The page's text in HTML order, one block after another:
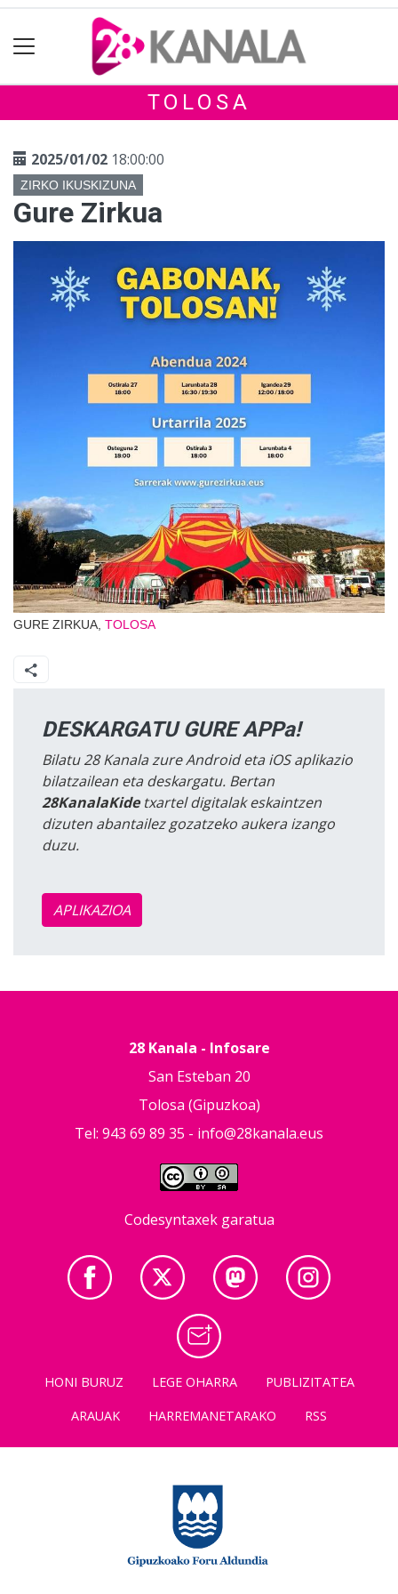
TOLOSA
2025/01/02 18:00:00
ZIRKO IKUSKIZUNA
Gure Zirkua
GURE ZIRKUA, TOLOSA
DESKARGATU GURE APPa!
Bilatu 28 Kanala zure Android eta iOS aplikazio
bilatzailean eta deskargatu. Bertan
28KanalaKidetxartel digitalak eskaintzen
dizuten abantailez gozatzeko aukera izango
duzu.
APLIKAZIOA
28 Kanala - Infosare
San Esteban 20
Tolosa (Gipuzkoa)
Tel: 943 69 89 35 - info@28kanala.eus
Codesyntaxek garatua
HONI BURUZ LEGE OHARRA
PUBLIZITATEA
ARAUAK
HARREMANETARAKO RSS